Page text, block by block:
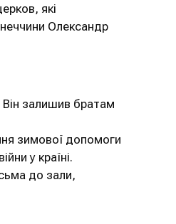
які
Олександр
Він залишив братам
зимової допомоги
у ​​країні.
до зали,